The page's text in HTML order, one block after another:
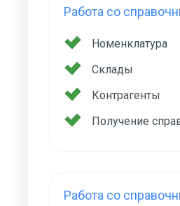
Работа со
Номенклатура
Склады
Контрагенты
Получение
Работа со